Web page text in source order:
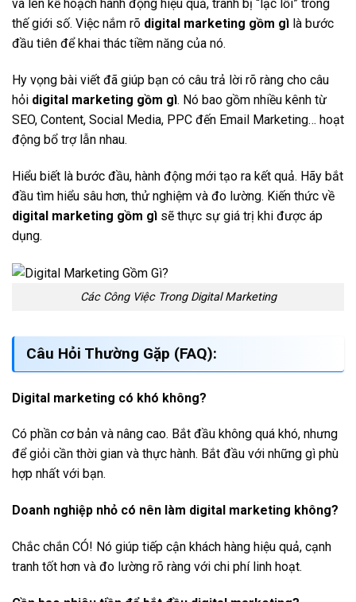
và lên kế hoạch hành động hiệu quả, tránh bị “lạc lối” trong
thế giới số. Việc nắm rõ digital marketing gồm gì là bước
đầu tiên để khai thác tiềm năng của nó.
Hy vọng bài viết đã giúp bạn có câu trả lời rõ ràng cho câu
hỏi digital marketing gồm gì. Nó bao gồm nhiều kênh từ
SEO, Content, Social Media, PPC đến Email Marketing… hoạt
động bổ trợ lẫn nhau.
Hiểu biết là bước đầu, hành động mới tạo ra kết quả. Hãy bắt
đầu tìm hiểu sâu hơn, thử nghiệm và đo lường. Kiến thức về
digital marketing gồm gì sẽ thực sự giá trị khi được áp
dụng.
Các Công Việc Trong Digital Marketing
Câu Hỏi Thường Gặp (FAQ):
Digital marketing có khó không?
Có phần cơ bản và nâng cao. Bắt đầu không quá khó, nhưng
để giỏi cần thời gian và thực hành. Bắt đầu với những gì phù
hợp nhất với bạn.
Doanh nghiệp nhỏ có nên làm digital marketing không?
Chắc chắn CÓ! Nó giúp tiếp cận khách hàng hiệu quả, cạnh
tranh tốt hơn và đo lường rõ ràng với chi phí linh hoạt.